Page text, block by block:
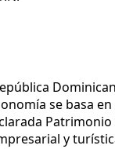
se basa
y